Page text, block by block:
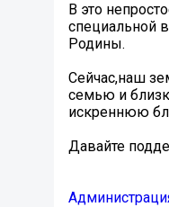
В это
специальной
Родины.
Сейчас,наш
семью и
искреннюю
Давайте